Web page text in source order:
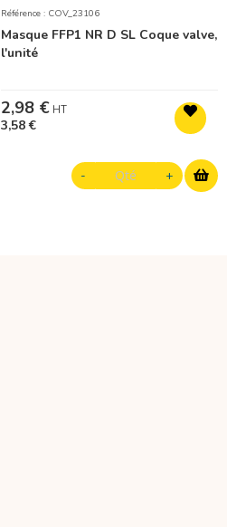
Référence : COV_23106
Masque FFP1 NR D SL Coque valve,
l'unité
2,98 €
3,58 €